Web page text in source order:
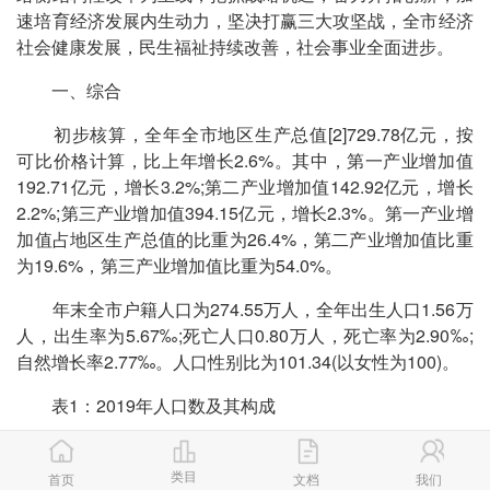
速培育经济发展内生动力，坚决打赢三大攻坚战，全市经济
社会健康发展，民生福祉持续改善，社会事业全面进步。
一、综合
初步核算，全年全市地区生产总值[2]729.78亿元，按
可比价格计算，比上年增长2.6%。其中，第一产业增加值
192.71亿元，增长3.2%;第二产业增加值142.92亿元，增长
2.2%;第三产业增加值394.15亿元，增长2.3%。第一产业增
加值占地区生产总值的比重为26.4%，第二产业增加值比重
为19.6%，第三产业增加值比重为54.0%。
年末全市户籍人口为274.55万人，全年出生人口1.56万
人，出生率为5.67‰;死亡人口0.80万人，死亡率为2.90‰;
自然增长率2.77‰。人口性别比为101.34(以女性为100)。
表1：2019年人口数及其构成
指标 年末数（万人） 比重
首页 类目 文档 我们